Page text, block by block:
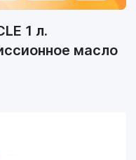
1 л.
масло